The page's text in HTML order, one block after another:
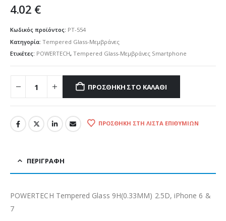
4.02 €
Κωδικός προϊόντος: PT-554
Κατηγορία: Tempered Glass-Μεμβράνες
Ετικέτες: POWERTECH, Tempered Glass-Μεμβράνες Smartphone
ΠΡΟΣΘΉΚΗ ΣΤΟ ΚΑΛΆΘΙ
ΠΡΟΣΘΉΚΗ ΣΤΗ ΛΊΣΤΑ ΕΠΙΘΥΜΙΏΝ
ΠΕΡΙΓΡΑΦΉ
POWERTECH Tempered Glass 9H(0.33MM) 2.5D, iPhone 6 &
7